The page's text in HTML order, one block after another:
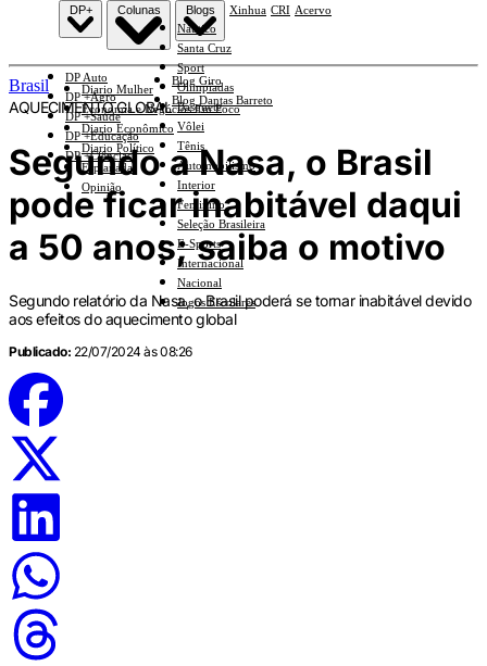
Náutico
Santa Cruz
Sport
Olimpíadas
Basquete
Vôlei
Tênis
Automobilismo
Interior
Feminino
Seleção Brasileira
E-Sports
Internacional
Nacional
Jogos Escolares
DP+
DP Auto
DP +Agro
DP +Saúde
DP +Educação
DP +Ciências
Colunas
Diario Mulher
Economia e Negócios Em Foco
Diario Econômico
Diario Político
Esplanada
Opinião
Blogs
Blog Giro
Blog Dantas Barreto
Xinhua CRI Acervo
Brasil
AQUECIMENTO GLOBAL
Segundo a Nasa, o Brasil
pode ficar inabitável daqui
a 50 anos; saiba o motivo
Segundo relatório da Nasa, o Brasil poderá se tornar inabitável devido
aos efeitos do aquecimento global
Publicado: 22/07/2024 às 08:26